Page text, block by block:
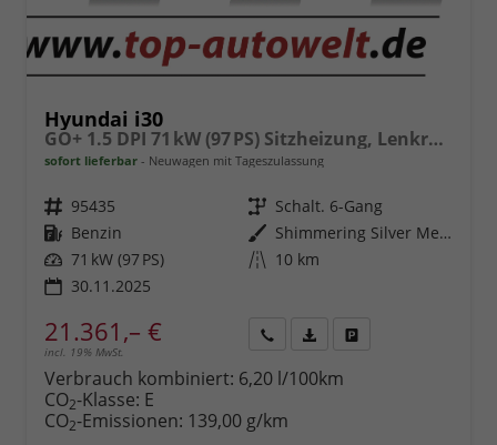
Hyundai i30
GO+ 1.5 DPI 71 kW (97 PS) Sitzheizung, Lenkradheizung, 2-Zonen-Klimaautomatik, Android Auto, Apple CarPlay, Navigationssystem, DAB, Indutkionsladen für Smartphones, 17 Zoll Leichtmetallfelgen, uvm.
sofort lieferbar Neuwagen mit Tageszulassung
Fahrzeugnr. 95435 Getriebe Schalt. 6-Gang
Kraftstoff Benzin Außenfarbe
Shimmering Silver Metallic
Leistung 71 kW (97 PS) Kilometerstand 10 km
30.11.2025
21.361,– €
incl. 19% MwSt.
anfordern
Datei,
Verbrauch kombiniert: 6,20 l/100km
CO2-Klasse: E
CO2-Emissionen: 139,00 g/km